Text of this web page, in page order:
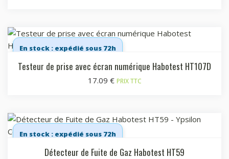
En stock : expédié sous 72h
Testeur de prise avec écran numérique Habotest HT107D
17.09 € PRIX TTC
En stock : expédié sous 72h
Détecteur de Fuite de Gaz Habotest HT59